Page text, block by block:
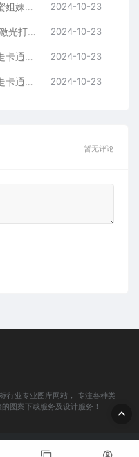
忘不掉那一段一起犯二的日子闺蜜姐妹PLT格式激光打标文件通用矢量图 2024-10-23
卡通人物guimi闺蜜姐妹PLT格式激光打标文件通用矢量图 2024-10-23
不开心了就干杯酒天长地久一起走卡通人物闺蜜姐妹 2024-10-23
不开心了就干杯酒天长地久一起走卡通人物闺蜜姐妹 2024-10-23
暂无评论
行业专业图库网站， 专注各种类
图案下载服务及设计服务！
. All rights reserved